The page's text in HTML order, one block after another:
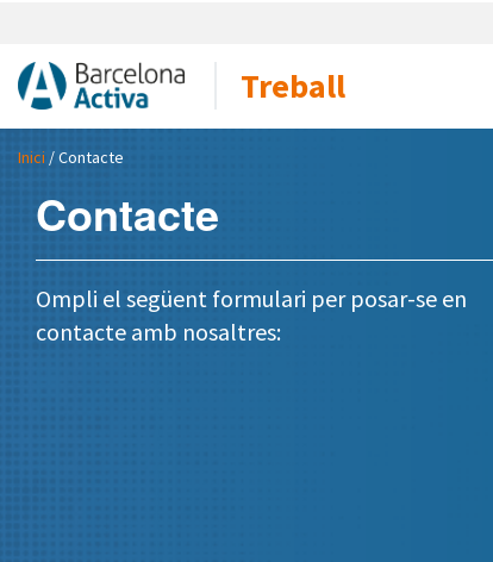
Treball
Inici / Contacte
Contacte
Ompli el següent formulari per posar-se en
contacte amb nosaltres: